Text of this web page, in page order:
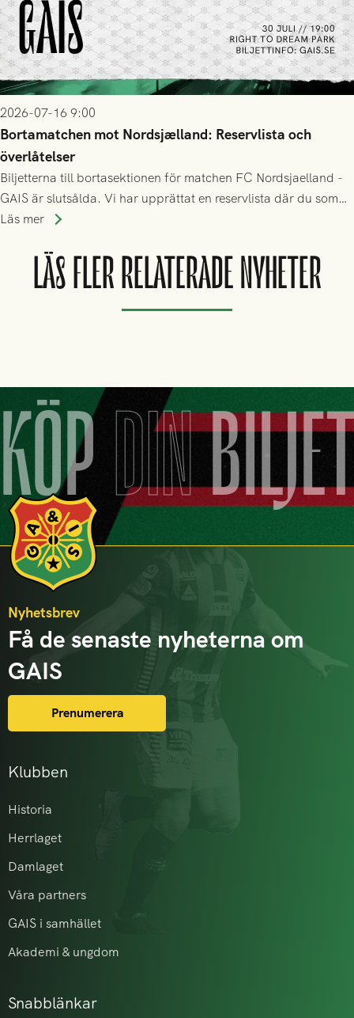
2026-07-16 9:00
Bortamatchen mot Nordsjælland: Reservlista och
överlåtelser
Biljetterna till bortasektionen för matchen FC Nordsjaelland -
GAIS är slutsålda. Vi har upprättat en reservlista där du som
ännu inte har någon biljett kan anmäla ditt intresse. Du kan
Läs mer
LÄS FLER RELATERADE NYHETER
KÖPDIN
Klubben
Historia
Herrlaget
Damlaget
Våra partners
GAIS i samhället
Akademi & ungdom
Snabblänkar
Nyhetsbrev
Få de senaste nyheterna om
GAIS
Prenumerera